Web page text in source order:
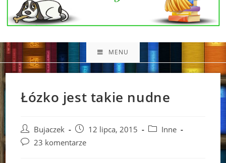
MENU
Łózko jest takie nudne
Post
author:
Bujaczek
Post
published:
12 lipca, 2015
PostInne
Post23 komentarze